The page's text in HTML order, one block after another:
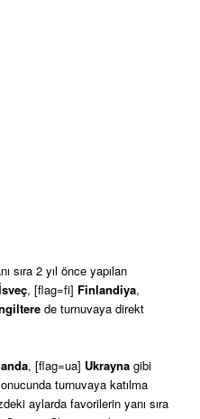
sıra 2 yıl önce yapılan
, [flag=fi] Finlandiya,
de turnuvaya direkt
, [flag=ua] Ukrayna gibi
turnuvaya katılma
aylarda favorilerin yanı sıra